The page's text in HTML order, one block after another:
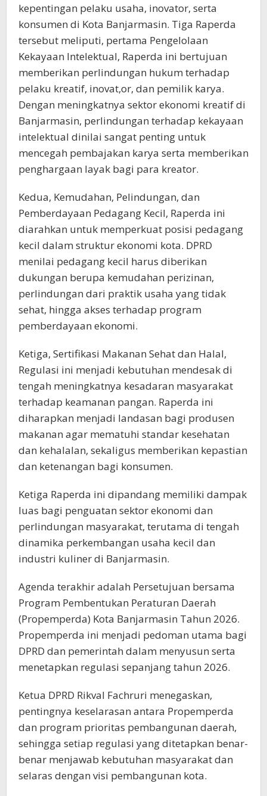
kepentingan pelaku usaha, inovator, serta
konsumen di Kota Banjarmasin. Tiga Raperda
tersebut meliputi, pertama Pengelolaan
Kekayaan Intelektual, Raperda ini bertujuan
memberikan perlindungan hukum terhadap
pelaku kreatif, inovat,or, dan pemilik karya.
Dengan meningkatnya sektor ekonomi kreatif di
Banjarmasin, perlindungan terhadap kekayaan
intelektual dinilai sangat penting untuk
mencegah pembajakan karya serta memberikan
penghargaan layak bagi para kreator.
Kedua, Kemudahan, Pelindungan, dan
Pemberdayaan Pedagang Kecil, Raperda ini
diarahkan untuk memperkuat posisi pedagang
kecil dalam struktur ekonomi kota. DPRD
menilai pedagang kecil harus diberikan
dukungan berupa kemudahan perizinan,
perlindungan dari praktik usaha yang tidak
sehat, hingga akses terhadap program
pemberdayaan ekonomi.
Ketiga, Sertifikasi Makanan Sehat dan Halal,
Regulasi ini menjadi kebutuhan mendesak di
tengah meningkatnya kesadaran masyarakat
terhadap keamanan pangan. Raperda ini
diharapkan menjadi landasan bagi produsen
makanan agar mematuhi standar kesehatan
dan kehalalan, sekaligus memberikan kepastian
dan ketenangan bagi konsumen.
Ketiga Raperda ini dipandang memiliki dampak
luas bagi penguatan sektor ekonomi dan
perlindungan masyarakat, terutama di tengah
dinamika perkembangan usaha kecil dan
industri kuliner di Banjarmasin.
Agenda terakhir adalah Persetujuan bersama
Program Pembentukan Peraturan Daerah
(Propemperda) Kota Banjarmasin Tahun 2026.
Propemperda ini menjadi pedoman utama bagi
DPRD dan pemerintah dalam menyusun serta
menetapkan regulasi sepanjang tahun 2026.
Ketua DPRD Rikval Fachruri menegaskan,
pentingnya keselarasan antara Propemperda
dan program prioritas pembangunan daerah,
sehingga setiap regulasi yang ditetapkan benar-
benar menjawab kebutuhan masyarakat dan
selaras dengan visi pembangunan kota.